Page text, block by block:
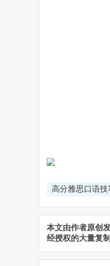
高分雅思口语技
本文由作者原创
经授权的大量复